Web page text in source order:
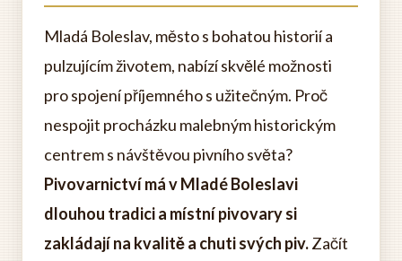
Mladá Boleslav, město s bohatou historií a
pulzujícím životem, nabízí skvělé možnosti
pro spojení příjemného s užitečným. Proč
nespojit procházku malebným historickým
centrem s návštěvou pivního světa?
Pivovarnictví má v Mladé Boleslavi
dlouhou tradici a místní pivovary si
zakládají na kvalitě a chuti svých piv.Začít